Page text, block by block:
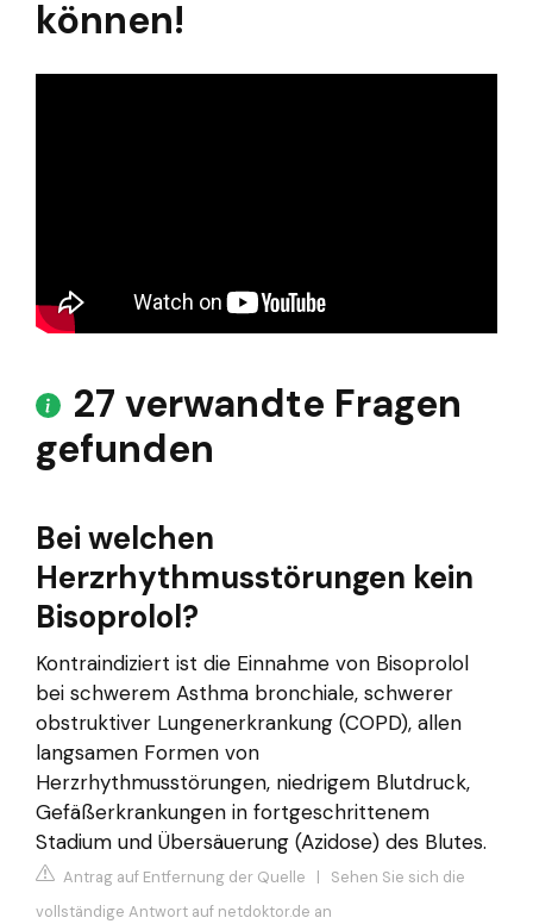
können!
27 verwandte Fragen
gefunden
Bei welchen
Herzrhythmusstörungen kein
Bisoprolol?
Kontraindiziert ist die Einnahme von Bisoprolol
bei schwerem Asthma bronchiale, schwerer
obstruktiver Lungenerkrankung (COPD), allen
langsamen Formen von
Herzrhythmusstörungen, niedrigem Blutdruck,
Gefäßerkrankungen in fortgeschrittenem
Stadium und Übersäuerung (Azidose) des Blutes.
Antrag auf Entfernung der Quelle | Sehen Sie sich die
vollständige Antwort auf netdoktor.de an